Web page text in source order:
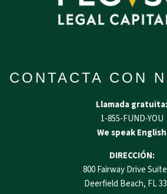
CONTACTA CON
Llamada gratuita:
1-855-FUND-YOU
We speak English
DIRECCIÓN:
800 Fairway Drive
Deerfield Beach, FL